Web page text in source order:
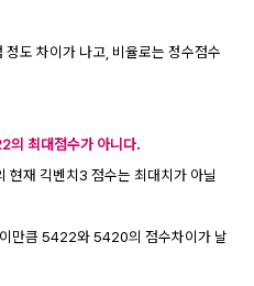
도 차이가 나고, 비율로는 정수점수
의 최대점수가 아니다.
재 긱벤치3 점수는 최대치가 아닐
만큼 5422와 5420의 점수차이가 날